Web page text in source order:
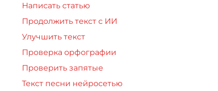
Написать статью
Продолжить текст с ИИ
Улучшить текст
Проверка орфографии
Проверить запятые
Текст песни нейросетью